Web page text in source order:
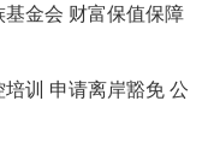
基金会 财富保值保障
训 申请离岸豁免 公